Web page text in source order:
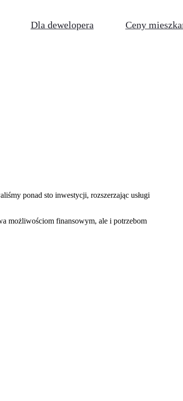
Dla dewelopera Ceny
ponad sto inwestycji, rozszerzając usługi
możliwościom finansowym, ale i potrzebom